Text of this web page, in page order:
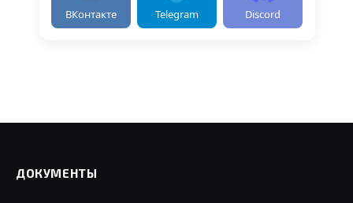
ВКонтакте Telegram Discord
ДОКУМЕНТЫ